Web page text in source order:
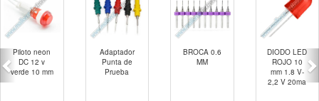
Piloto neon
DC 12 v
verde 10 mm
Adaptador
Punta de
Prueba
BROCA 0.6
MM
DIODO LED
ROJO 10
mm 1.8 V-
2,2 V 20ma